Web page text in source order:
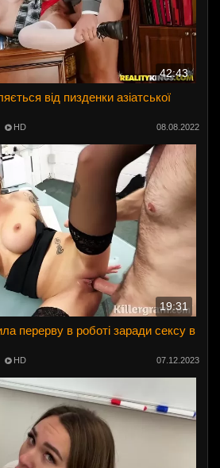
42:43
від пизденки азіатської
HD 08.08.2022
19:31
перерву в роботі заради сексу в
HD 07.12.2023